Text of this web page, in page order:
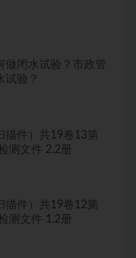
做闭水试验？市政管
试验？
描件）共19卷13第
测文件 2.2册
描件）共19卷12第
测文件 1.2册